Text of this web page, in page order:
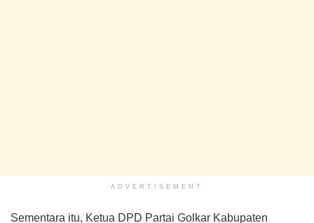
ADVERTISEMENT
Sementara itu, Ketua DPD Partai Golkar Kabupaten